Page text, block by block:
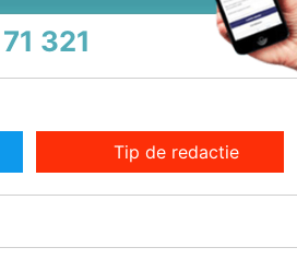
321
Tip de redactie